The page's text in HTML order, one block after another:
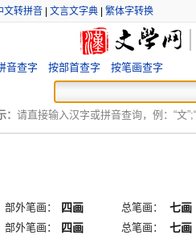
文转拼音| 文言文字典| 繁体字转换
音查字 按部首查字 按笔画查字
： 请直接输入汉字或拼音查询，例：“文”;“
部外笔画： 四画 总笔画： 七画
部外笔画： 四画 总笔画： 七画